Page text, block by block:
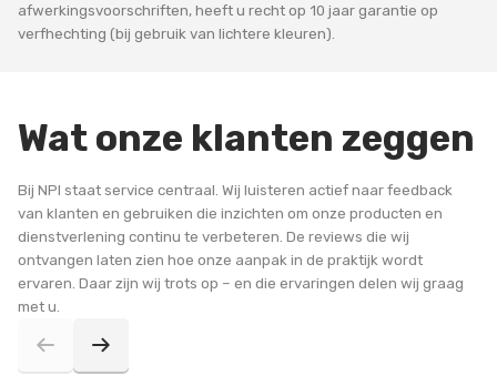
afwerkingsvoorschriften, heeft u recht op 10 jaar garantie op
verfhechting (bij gebruik van lichtere kleuren).
Wat onze klanten zeggen
Bij NPI staat service centraal. Wij luisteren actief naar feedback
van klanten en gebruiken die inzichten om onze producten en
dienstverlening continu te verbeteren. De reviews die wij
ontvangen laten zien hoe onze aanpak in de praktijk wordt
ervaren. Daar zijn wij trots op – en die ervaringen delen wij graag
met u.